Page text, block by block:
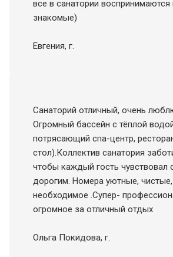
все в санатории
знакомые)
Евгения, г.
Санаторий отличный, очень
Огромный бассейн с тёплой
потрясающий спа-центр,
стол).Коллектив санатория
чтобы каждый гость чувствовал
дорогим. Номера уютные, чистые,
необходимое .Супер-
огромное за отличный отдых
Ольга Покидова, г.